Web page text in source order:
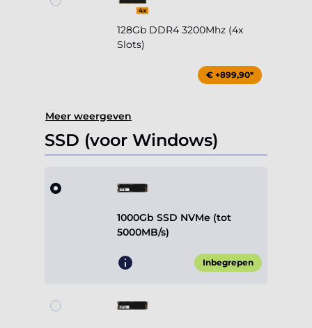
128Gb DDR4 3200Mhz (4x
Slots)
€ +899,90*
Meer weergeven
SSD (voor Windows)
1000Gb SSD NVMe (tot
5000MB/s)
Inbegrepen